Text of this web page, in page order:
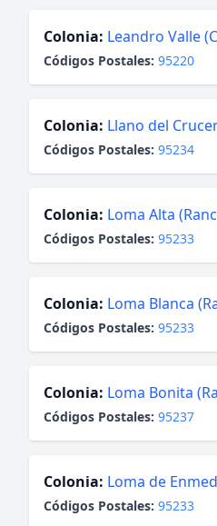
Colonia: Leandro Valle
Códigos Postales: 95220
Colonia: Llano del
Códigos Postales: 95234
Colonia: Loma Alta
Códigos Postales: 95233
Colonia: Loma Blanca
Códigos Postales: 95233
Colonia: Loma Bonita
Códigos Postales: 95237
Colonia: Loma de
Códigos Postales: 95233